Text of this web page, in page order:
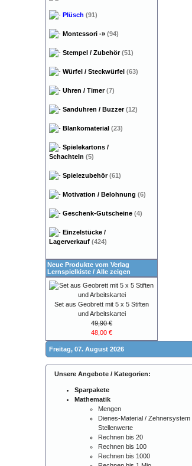
Plüsch (91)
Montessori -» (94)
Stempel / Zubehör(51)
Würfel / Steckwürfel (63)
Uhren / Timer(7)
Sanduhren / Buzzer(12)
Blankomaterial (23)
Spielekartons /
Schachteln (5)
Spielezubehör(61)
Motivation / Belohnung (6)
Geschenk-Gutscheine (4)
Einzelstücke /
Lagerverkauf (424)
Neue Produkte vom Verlag
Lernspielkiste / Alle zeigen
Set aus Geobrett mit 5 x 5 Stiften
und Arbeitskartei
49,90 €
48,00 €
Freitag, 07. August 2026
Unsere Angebote / Kategorien:
Sparpakete
Mathematik
Mengen
Dienes-Material / Zehnersystem
Stellenwerte
Rechnen bis 20
Rechnen bis 100
Rechnen bis 1000